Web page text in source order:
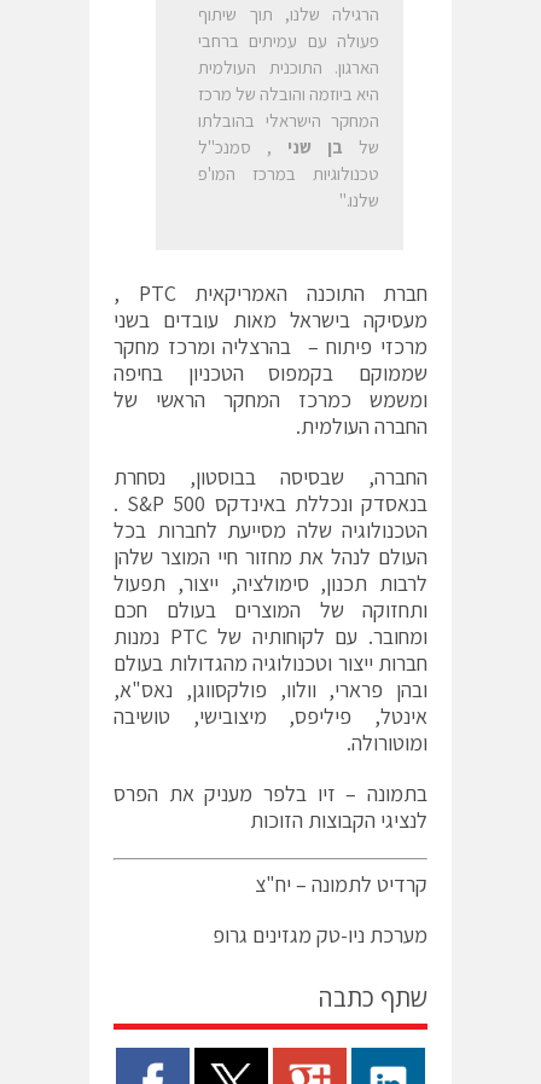
הרגילה שלנו, תוך שיתוף
פעולה עם עמיתים ברחבי
הארגון. התוכנית העולמית
היא ביוזמה והובלה של מרכז
המחקר הישראלי בהובלתו
של בן שני , סמנכ"ל
טכנולוגיות במרכז המו'פ
שלנו."
חברת התוכנה האמריקאית PTC ,
מעסיקה בישראל מאות עובדים בשני
מרכזי פיתוח – בהרצליה ומרכז מחקר
שממוקם בקמפוס הטכניון בחיפה
ומשמש כמרכז המחקר הראשי של
החברה העולמית.
החברה, שבסיסה בבוסטון, נסחרת
בנאסדק ונכללת באינדקס S&P 500 .
הטכנולוגיה שלה מסייעת לחברות בכל
העולם לנהל את מחזור חיי המוצר שלהן
לרבות תכנון, סימולציה, ייצור, תפעול
ותחזוקה של המוצרים בעולם חכם
ומחובר. עם לקוחותיה של PTC נמנות
חברות ייצור וטכנולוגיה מהגדולות בעולם
ובהן פרארי, וולוו, פולקסווגן, נאס"א,
אינטל, פיליפס, מיצובישי, טושיבה
ומוטורולה.
בתמונה – זיו בלפר מעניק את הפרס
לנציגי הקבוצות הזוכות
קרדיט לתמונה – יח"צ
מערכת ניו-טק מגזינים גרופ
שתף כתבה